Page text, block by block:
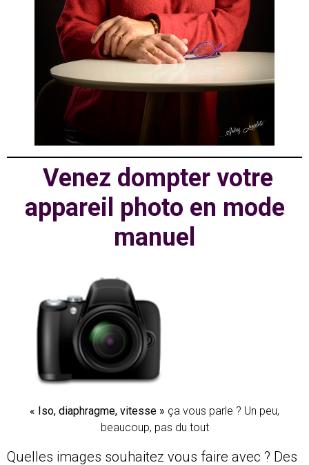
Venez dompter votre
appareil photo en mode
manuel
« Iso, diaphragme, vitesse » ça vous parle ? Un peu,
beaucoup, pas du tout
Quelles images souhaitez vous faire avec ? Des